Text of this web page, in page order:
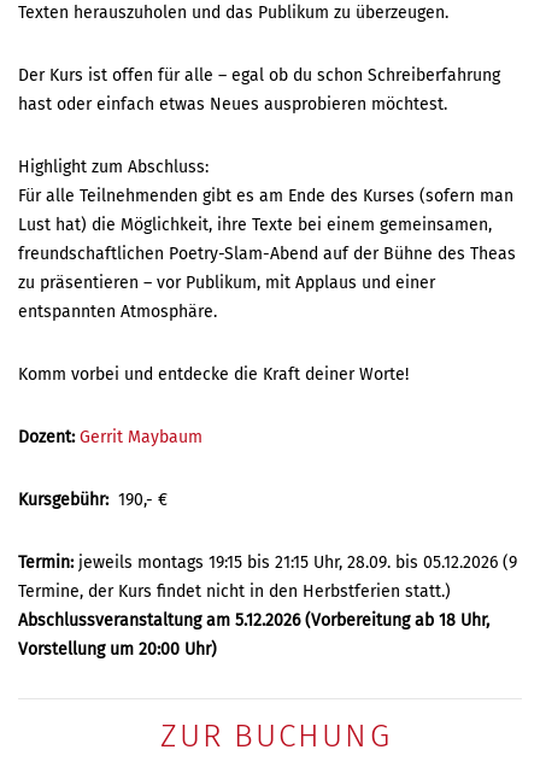
Texten herauszuholen und das Publikum zu überzeugen.
Der Kurs ist offen für alle – egal ob du schon Schreiberfahrung
hast oder einfach etwas Neues ausprobieren möchtest.
Highlight zum Abschluss:
Für alle Teilnehmenden gibt es am Ende des Kurses (sofern man
Lust hat) die Möglichkeit, ihre Texte bei einem gemeinsamen,
freundschaftlichen Poetry-Slam-Abend auf der Bühne des Theas
zu präsentieren – vor Publikum, mit Applaus und einer
entspannten Atmosphäre.
Komm vorbei und entdecke die Kraft deiner Worte!
Dozent: Gerrit Maybaum
Kursgebühr: 190,- €
Termin: jeweils montags 19:15 bis 21:15 Uhr, 28.09. bis 05.12.2026 (9
Termine, der Kurs findet nicht in den Herbstferien statt.)
Abschlussveranstaltung am 5.12.2026 (Vorbereitung ab 18 Uhr,
Vorstellung um 20:00 Uhr)
ZUR BUCHUNG